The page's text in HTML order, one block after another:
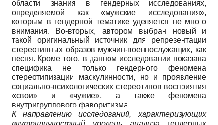
области знания в гендерных исследованиях,
определяемой как «мужские исследования»,
которым в гендерной тематике уделяется не много
внимания. Во-вторых, автором выбран новый и
такой оригинальный источник для репрезентации
стереотипных образов мужчин-военнослужащих, как
песня. Кроме того, в данном исследовании показана
специфика не только гендерного феномена
стереотипизации маскулинности, но и проявление
социально-психологических стереотипов восприятия
«свои» и «чужие», а также феномена
внутригруппового фаворитизма.
К направлению исследований, характеризующих
внутриличностный уровень анализа гендерных